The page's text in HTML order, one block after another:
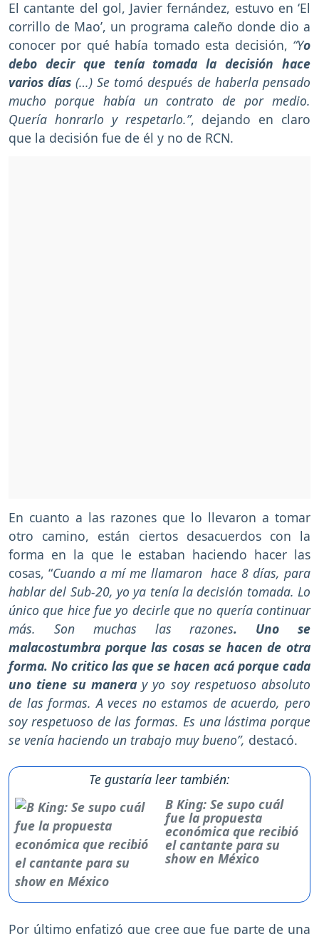
El cantante del gol, Javier fernández, estuvo en ‘El
corrillo de Mao’, un programa caleño donde dio a
conocer por qué había tomado esta decisión, “Yo
debo decir que tenía tomada la decisión hace
varios días (…) Se tomó después de haberla pensado
mucho porque había un contrato de por medio.
Quería honrarlo y respetarlo.”, dejando en claro
que la decisión fue de él y no de RCN.
En cuanto a las razones que lo llevaron a tomar
otro camino, están ciertos desacuerdos con la
forma en la que le estaban haciendo hacer las
cosas, “Cuando a mí me llamaron hace 8 días, para
hablar del Sub-20, yo ya tenía la decisión tomada. Lo
único que hice fue yo decirle que no quería continuar
más. Son muchas las razones. Uno se
malacostumbra porque las cosas se hacen de otra
forma. No critico las que se hacen acá porque cada
uno tiene su manera y yo soy respetuoso absoluto
de las formas. A veces no estamos de acuerdo, pero
soy respetuoso de las formas. Es una lástima porque
se venía haciendo un trabajo muy bueno”, destacó.
Te gustaría leer también:
B King: Se supo cuál
fue la propuesta
económica que recibió
el cantante para su
show en México
Por último enfatizó que cree que fue parte de una